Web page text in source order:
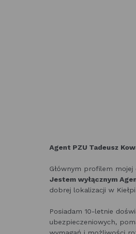
Agent PZU Tadeusz
Głównym profilem
Jestem wyłącznym
dobrej lokalizacji w
Posiadam 10-letnie
ubezpieczeniowych,